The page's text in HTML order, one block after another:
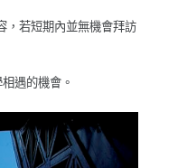
，若短期內並無機會拜訪
遇的機會。